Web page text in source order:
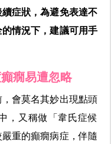
症狀，為避免表達不
情況下，建議可用手
癇易遭忽略
，會莫名其妙出現點頭
，又稱做「韋氏症候
重的癲癇病症，伴隨